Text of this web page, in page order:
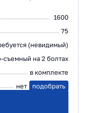
1600
75
(невидимый)
съемный на 2 болтах
в комплекте
нет подобрать